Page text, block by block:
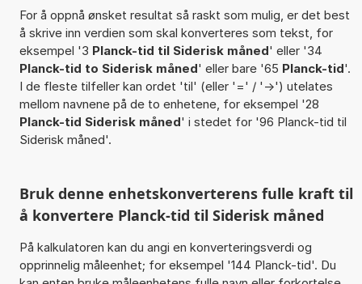
For å oppnå ønsket resultat så raskt som mulig, er det best
å skrive inn verdien som skal konverteres som tekst, for
eksempel '3 Planck-tid til Siderisk måned' eller '34
Planck-tid to Siderisk måned' eller bare '65 Planck-tid'.
I de fleste tilfeller kan ordet 'til' (eller '=' / '->') utelates
mellom navnene på de to enhetene, for eksempel '28
Planck-tid Siderisk måned' i stedet for '96 Planck-tid til
Siderisk måned'.
Bruk denne enhetskonverterens fulle kraft til
å konvertere Planck-tid til Siderisk måned
På kalkulatoren kan du angi en konverteringsverdi og
opprinnelig måleenhet; for eksempel '144 Planck-tid'. Du